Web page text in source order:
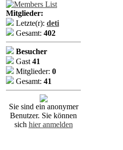
Mitglieder:
Letzte(r): deti
Gesamt: 402
Besucher
Gast 41
Mitglieder: 0
Gesamt: 41
Sie sind ein anonymer
Benutzer. Sie können
sich hier anmelden